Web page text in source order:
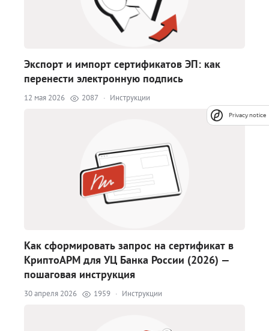
Экспорт и импорт сертификатов ЭП: как
перенести электронную подпись
12 мая 2026 2087 · Инструкции
Как сформировать запрос на сертификат в
КриптоАРМ для УЦ Банка России (2026) —
пошаговая инструкция
30 апреля 2026 1959 · Инструкции
Privacy notice